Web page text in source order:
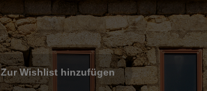
Zur Wishlist hinzufügen